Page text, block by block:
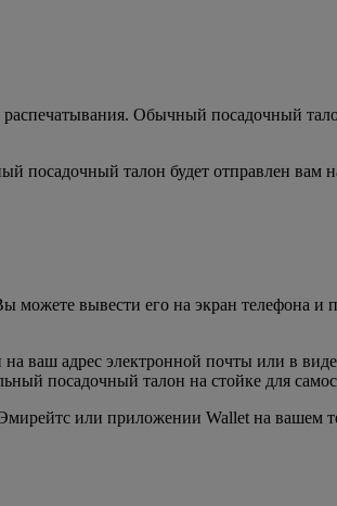
Обычный посадочный
посадочный талон будет отправлен вам
вывести его на экран телефона и
ваш адрес электронной почты или в
посадочный талон на стойке для
или приложении Wallet на вашем